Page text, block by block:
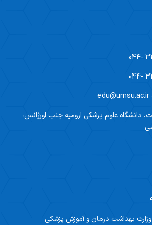
دانشگاه علوم پزشکی ارومیه جنب اورژانس،
بهداشت درمان و آموزش پزشکی